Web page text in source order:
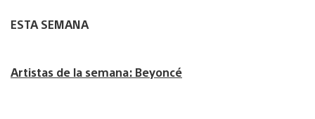
ESTA SEMANA
Artistas de la semana: Beyoncé